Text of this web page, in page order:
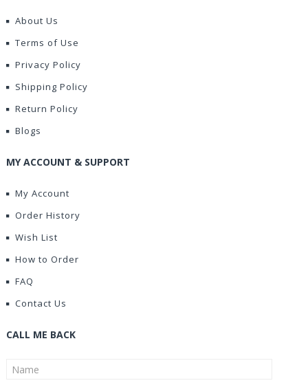
About Us
Terms of Use
Privacy Policy
Shipping Policy
Return Policy
Blogs
MY ACCOUNT & SUPPORT
My Account
Order History
Wish List
How to Order
FAQ
Contact Us
CALL ME BACK